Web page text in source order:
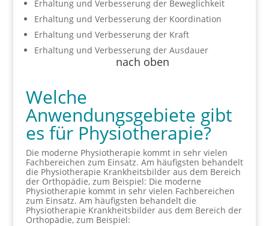
Erhaltung und Verbesserung der Beweglichkeit
Erhaltung und Verbesserung der Koordination
Erhaltung und Verbesserung der Kraft
Erhaltung und Verbesserung der Ausdauer
nach oben
Welche
Anwendungsgebiete gibt
es für Physiotherapie?
Die moderne Physiotherapie kommt in sehr vielen
Fachbereichen zum Einsatz. Am häufigsten behandelt
die Physiotherapie Krankheitsbilder aus dem Bereich
der Orthopädie, zum Beispiel: Die moderne
Physiotherapie kommt in sehr vielen Fachbereichen
zum Einsatz. Am häufigsten behandelt die
Physiotherapie Krankheitsbilder aus dem Bereich der
Orthopädie, zum Beispiel: